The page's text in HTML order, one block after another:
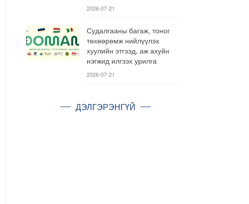
2026-07-21
Судалгааны багаж, тоног
төхөөрөмж нийлүүлэх
хуулийн этгээд, аж ахуйн
нэгжид илгээх урилга
2026-07-21
ДЭЛГЭРЭНГҮЙ